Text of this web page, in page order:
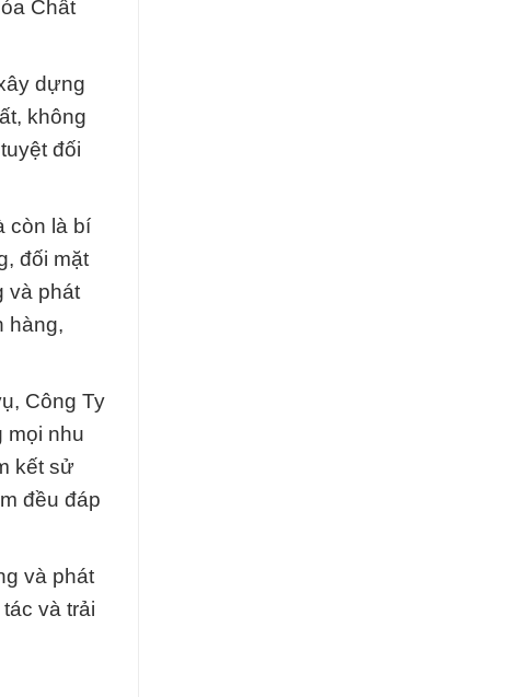
Chất
dựng
không
đối
còn là bí
đối mặt
và phát
hàng,
Công Ty
mọi nhu
kết sử
đều đáp
và phát
và trải